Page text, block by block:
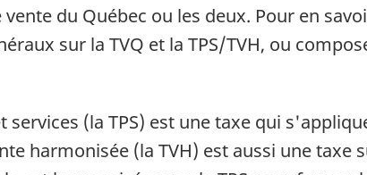
vente du Québec ou les deux. Pour en
sur la TVQ et la TPS/TVH, ou
services (la TPS) est une taxe qui
harmonisée (la TVH) est aussi une